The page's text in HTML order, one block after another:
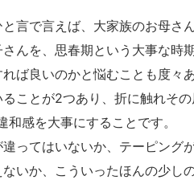
言で言えば、大家族のお母さ
んを、思春期という大事な時
ば良いのかと悩むことも度々
ことが2つあり、折に触れその
感を大事にすることです。
ってはいないか、テーピング
いか、こういったほんの少し